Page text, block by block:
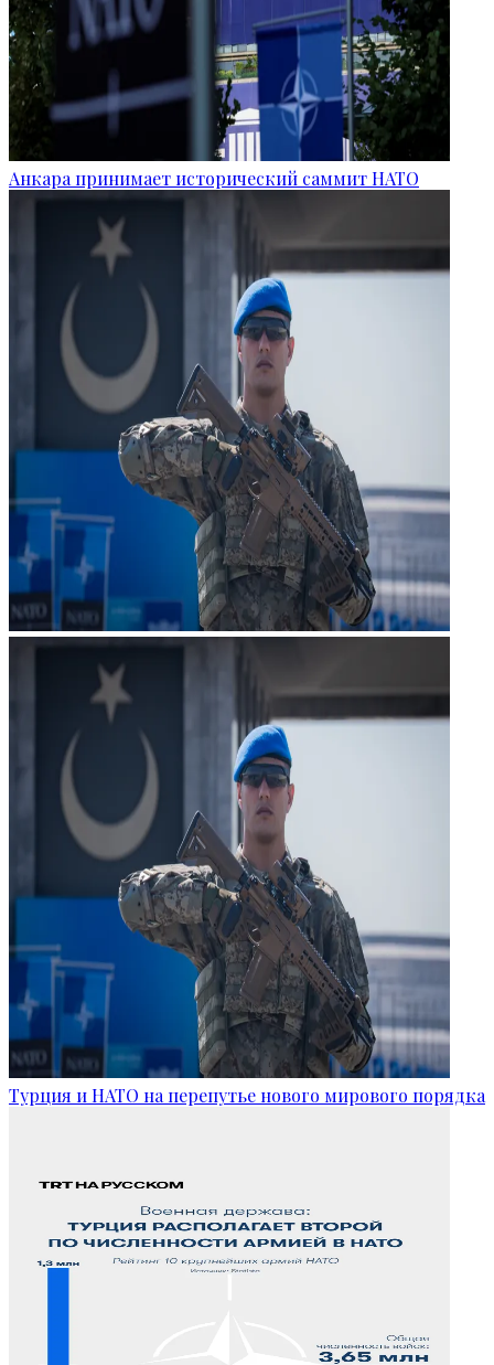
Анкара принимает исторический саммит НАТО
Турция и НАТО на перепутье нового мирового порядка